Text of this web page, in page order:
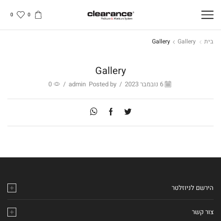
0
0
בית Gallery
Gallery
Gallery
6 נובמבר 2023 /
Posted by
admin
/
0
הירשם לניוזלטר
צור קשר